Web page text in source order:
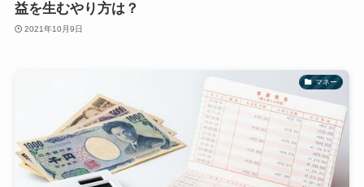
益を生むやり方は？
2021年10月9日
マネー